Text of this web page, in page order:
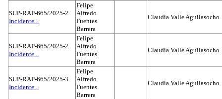
SUP-RAP-665/2025-2
Incidente...
Felipe
Alfredo
Fuentes
Barrera
Claudia Valle Aguilasocho
SUP-RAP-665/2025-2
Incidente...
Felipe
Alfredo
Fuentes
Barrera
Claudia Valle Aguilasocho
SUP-RAP-665/2025-3
Incidente...
Felipe
Alfredo
Fuentes
Barrera
Claudia Valle Aguilasocho